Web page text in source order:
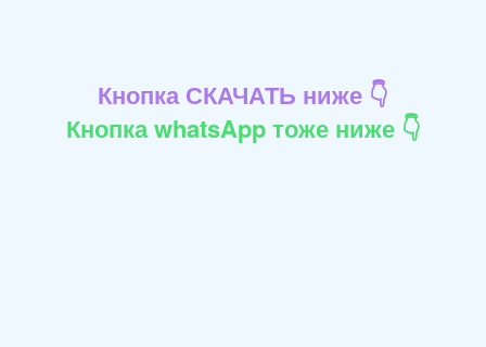
Кнопка СКАЧАТЬ ниже 👇
Кнопка whatsApp тоже ниже 👇